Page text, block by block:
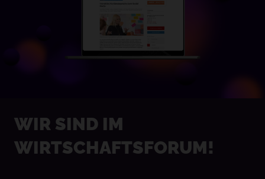
WIR SIND IM
WIRTSCHAFTSFORUM!